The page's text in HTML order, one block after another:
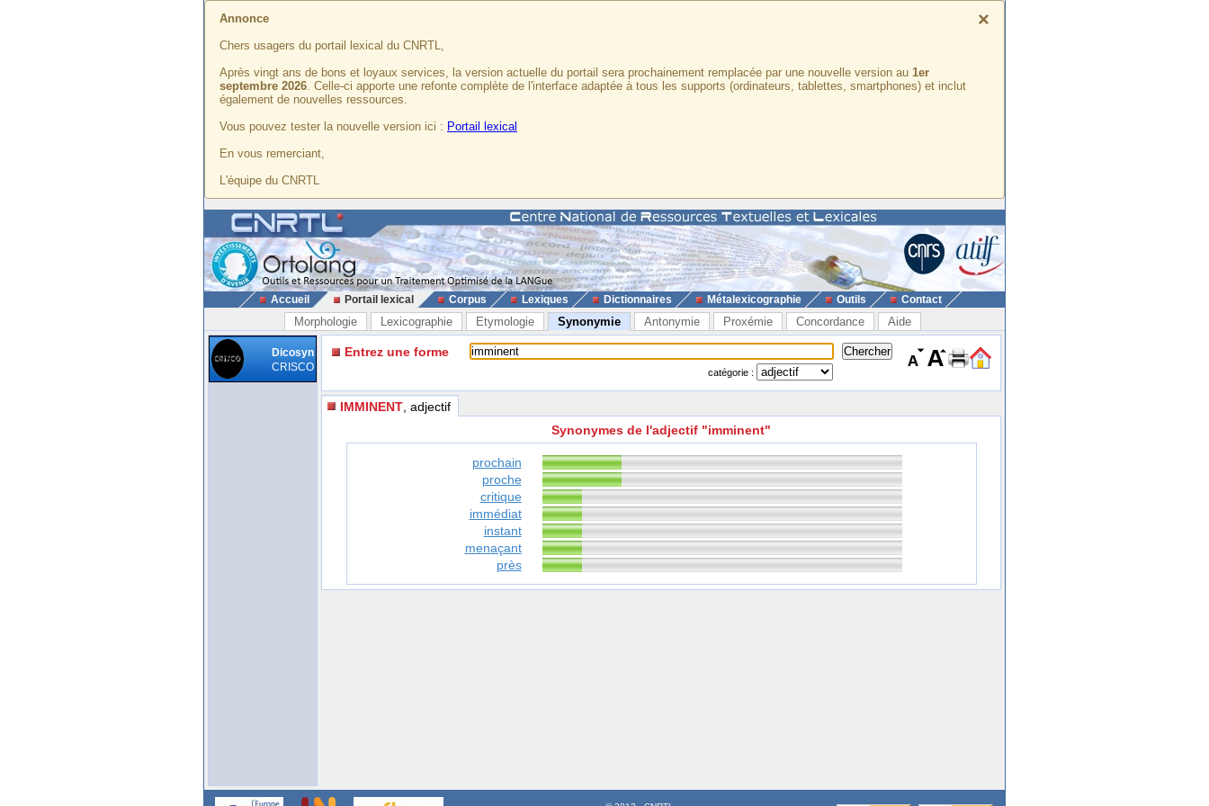
×
Annonce
Chers usagers du portail lexical du CNRTL,
Après vingt ans de bons et loyaux services, la version actuelle du portail sera prochainement remplacée par une nouvelle version au 1er
septembre 2026. Celle-ci apporte une refonte complète de l'interface adaptée à tous les supports (ordinateurs, tablettes, smartphones) et inclut
également de nouvelles ressources.
Vous pouvez tester la nouvelle version ici : Portail lexical
En vous remerciant,
L'équipe du CNRTL
Accueil Portail lexical Corpus Lexiques Dictionnaires Métalexicographie Outils Contact
Morphologie Lexicographie Etymologie Synonymie Antonymie Proxémie Concordance Aide
Dicosyn
CRISCO
Entrez une forme
catégorie :
IMMINENT , adjectif
Synonymes de l'adjectif "imminent"
prochain
proche
critique
immédiat
instant
menaçant
près